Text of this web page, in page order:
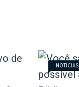
NOTICIAS